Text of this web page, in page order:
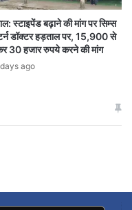
स्टाइपेंड बढ़ाने की मांग पर सिम्स
डॉक्टर हड़ताल पर, 15,900 से
30 हजार रुपये करने की मांग
ago
में धक्का… आरोपियों ने